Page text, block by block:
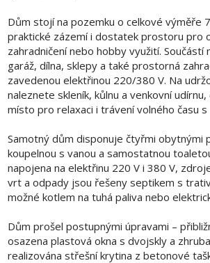
Dům stojí na pozemku o celkové výměře
praktické zázemí i dostatek prostoru pro
zahradničení nebo hobby využití.
garáž, dílna, sklepy a také prostorná
zavedenou elektřinou 220/380 V. Na
naleznete skleník, kůlnu a venkovní
místo pro relaxaci i trávení volného času
Samotný dům disponuje čtyřmi obytnými
koupelnou s vanou a samostatnou
napojena na elektřinu 220 V i 380 V,
vrt a odpady jsou řešeny septikem s
možné kotlem na tuhá paliva nebo
Dům prošel postupnými úpravami –
osazena plastová okna s dvojskly a
realizována střešní krytina z betonové